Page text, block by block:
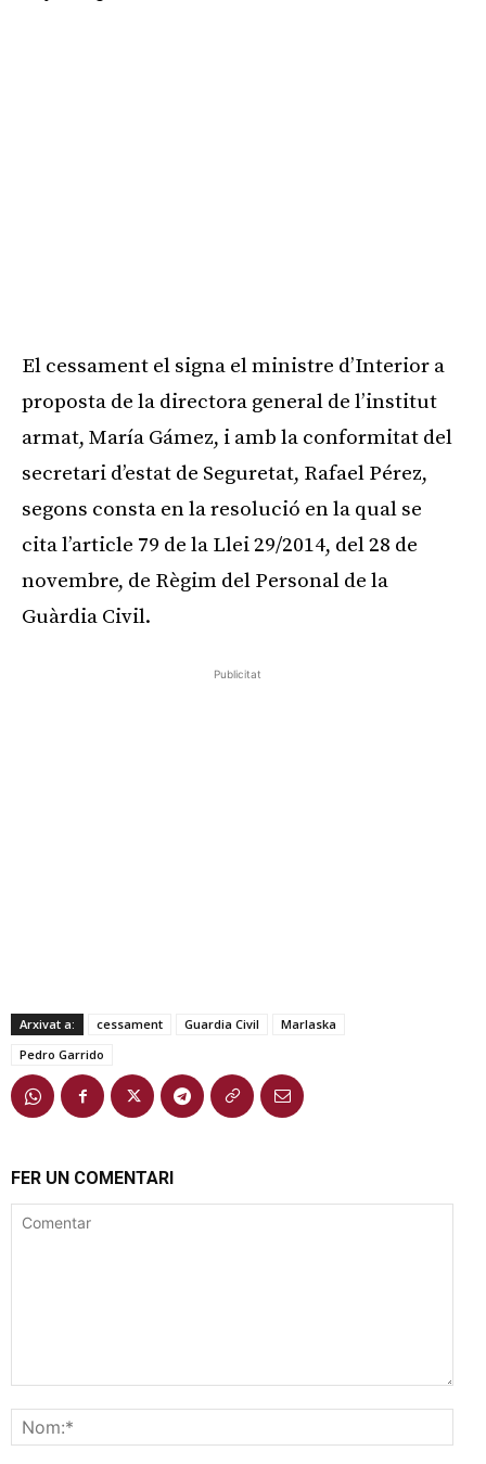
El cessament el signa el ministre d’Interior a
proposta de la directora general de l’institut
armat, María Gámez, i amb la conformitat del
secretari d’estat de Seguretat, Rafael Pérez,
segons consta en la resolució en la qual se
cita l’article 79 de la Llei 29/2014, del 28 de
novembre, de Règim del Personal de la
Guàrdia Civil.
Publicitat
Arxivat a: cessament Guardia Civil
Marlaska
Pedro Garrido
FER UN COMENTARI